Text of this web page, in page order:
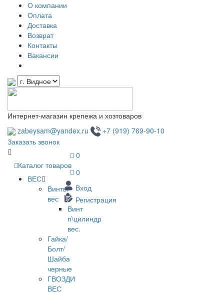
О компании
Оплата
Доставка
Возврат
Контакты
Вакансии
Интернет-магазин крепежа и хозтоваров
zabeysam@yandex.ru
+7 (919) 769-90-10
Заказать звонок
Каталог товаров
ВЕС
Винты
вес
Винт
п\цилиндр
вес.
Гайка/
Болт/
Шайба
черные
ГВОЗДИ
ВЕС
0
0
Вход
Регистрация